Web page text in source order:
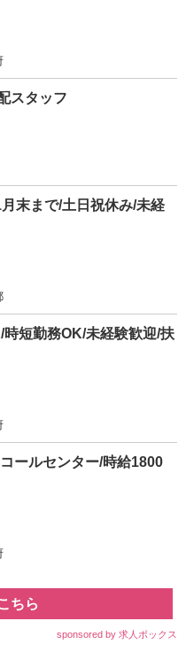
スタッフ
末まで/土日祝休み/未経
短勤務OK/未経験歓迎/扶
ールセンター/時給1800
ちら
sponsored by 求人ボックス